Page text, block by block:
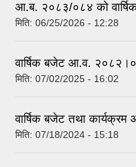
आ.ब. २०८३/०८४ को
मिति: 06/25/2026 - 12:28
वार्षिक बजेट आ.व.
मिति: 07/02/2025 - 16:02
वार्षिक बजेट तथा
मिति: 07/18/2024 - 15:18